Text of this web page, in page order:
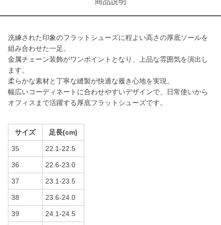
洗練された印象のフラットシューズに程よい高さの厚底ソールを
組み合わせた一足。
金属チェーン装飾がワンポイントとなり、上品な雰囲気を演出し
ます。
柔らかな素材と丁寧な縫製が快適な履き心地を実現。
幅広いコーディネートに合わせやすいデザインで、日常使いから
オフィスまで活躍する厚底フラットシューズです。
サイズ 足長(cm)
35 22.1-22.5
36 22.6-23.0
37 23.1-23.5
38 23.6-24.0
39 24.1-24.5